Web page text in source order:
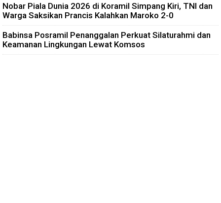
Nobar Piala Dunia 2026 di Koramil Simpang Kiri, TNI dan
Warga Saksikan Prancis Kalahkan Maroko 2-0
Babinsa Posramil Penanggalan Perkuat Silaturahmi dan
Keamanan Lingkungan Lewat Komsos